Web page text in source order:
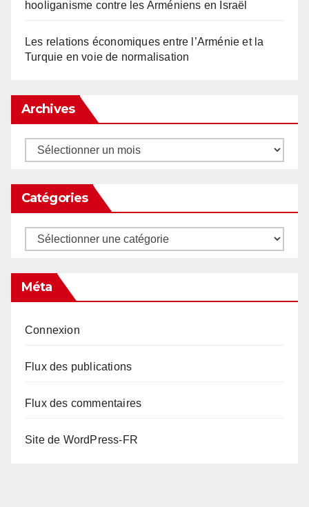
hooliganisme contre les Arméniens en Israël
Les relations économiques entre l’Arménie et la
Turquie en voie de normalisation
Archives
Archives
Catégories
Catégories
Méta
Connexion
Flux des publications
Flux des commentaires
Site de WordPress-FR